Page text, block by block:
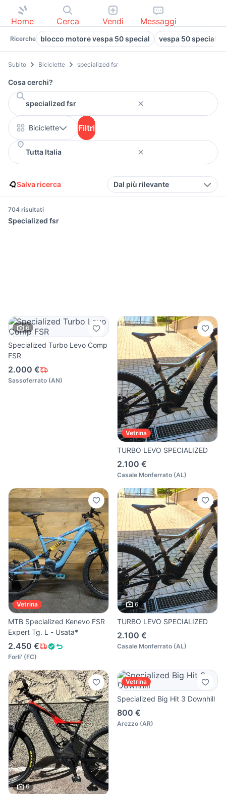
Home Cerca Vendi Messaggi
Ricerche blocco motore vespa 50 special vespa 50 special a
Subito Biciclette specialized fsr
Cosa cerchi?
Biciclette Filtri
Salva ricerca Dal più rilevante
704 risultati
Specialized fsr
6
Specialized Turbo Levo Comp
FSR
2.000 €
Sassoferrato (AN)
Vetrina
TURBO LEVO SPECIALIZED
2.100 €
Casale Monferrato (AL)
Vetrina
MTB Specialized Kenevo FSR
Expert Tg. L - Usata*
2.450 €
Forli' (FC)
6
TURBO LEVO SPECIALIZED
2.100 €
Casale Monferrato (AL)
6
Vetrina
Specialized Big Hit 3 Downhill
800 €
Arezzo (AR)